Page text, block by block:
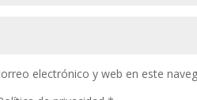
electrónico y web en este